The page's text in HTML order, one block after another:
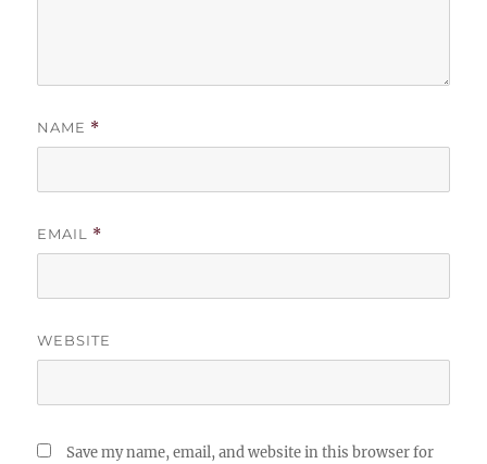
NAME *
EMAIL *
WEBSITE
Save my name, email, and website in this browser for